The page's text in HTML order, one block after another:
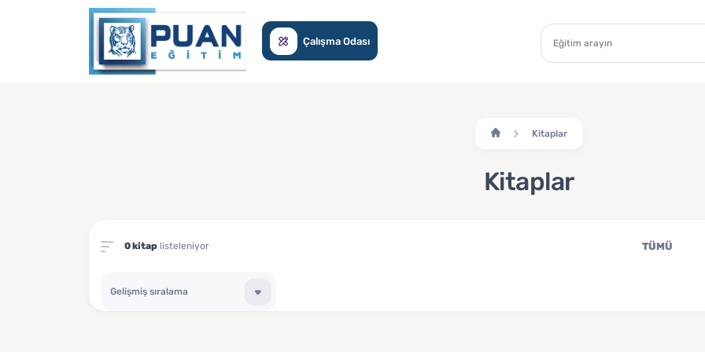
Çalışma Odası
Kitaplar
Kitaplar
0 kitap listeleniyor TÜMÜ